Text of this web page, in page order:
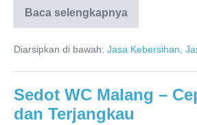
Baca selengkapnya
Sedot
WC
081286688848
Diarsipkan di bawah: Jasa Kebersihan,
Sedot WC Malang –
dan Terjangkau